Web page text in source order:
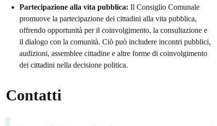
Partecipazione alla vita pubblica: Il Consiglio Comunale
promuove la partecipazione dei cittadini alla vita pubblica,
offrendo opportunità per il coinvolgimento, la consultazione e
il dialogo con la comunità. Ciò può includere incontri pubblici,
audizioni, assemblee cittadine e altre forme di coinvolgimento
dei cittadini nella decisione politica.
Contatti